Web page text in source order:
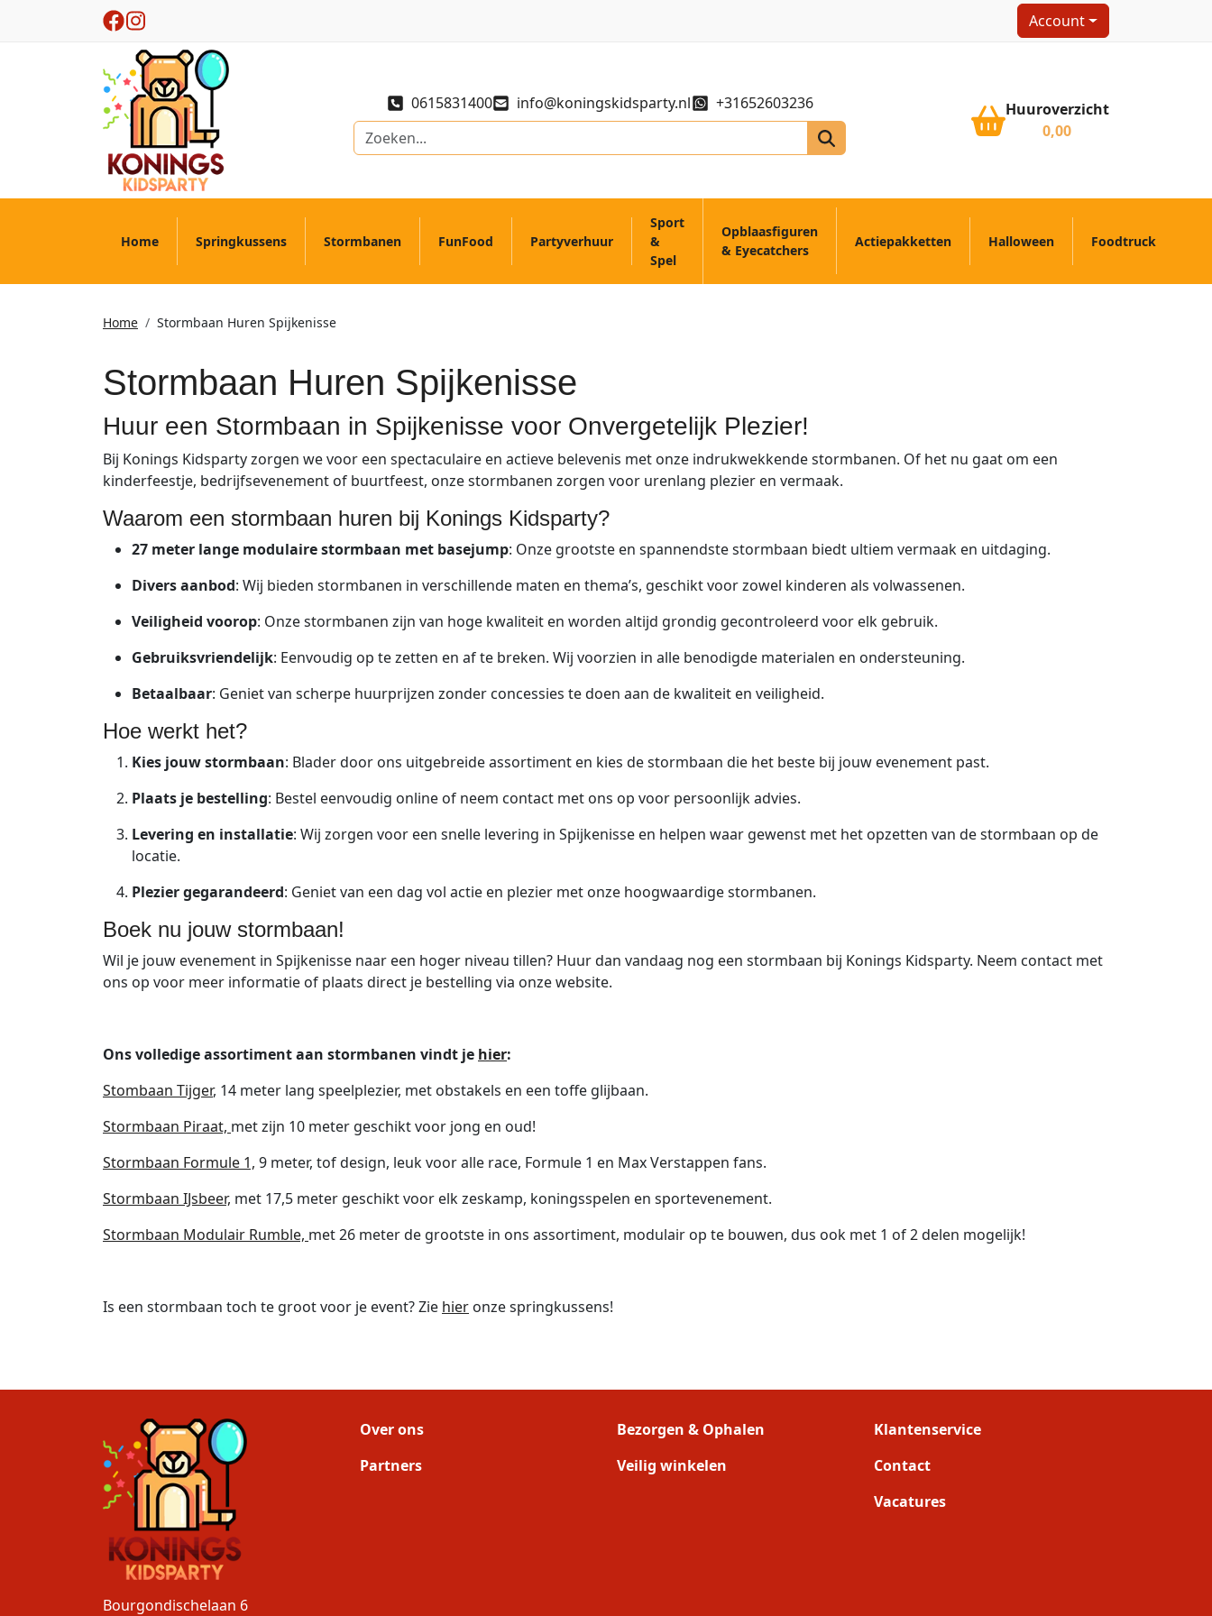
Account
0615831400 info@koningskidsparty.nl +31652603236
Huuroverzicht
0,00
Home Springkussens Stormbanen FunFood Partyverhuur
Sport
&
Spel
Opblaasfiguren
& Eyecatchers
Actiepakketten Halloween Foodtruck
Home Stormbaan Huren Spijkenisse
Stormbaan Huren Spijkenisse
Huur een Stormbaan in Spijkenisse voor Onvergetelijk Plezier!
Bij Konings Kidsparty zorgen we voor een spectaculaire en actieve belevenis met onze indrukwekkende stormbanen. Of het nu gaat om een
kinderfeestje, bedrijfsevenement of buurtfeest, onze stormbanen zorgen voor urenlang plezier en vermaak.
Waarom een stormbaan huren bij Konings Kidsparty?
27 meter lange modulaire stormbaan met basejump: Onze grootste en spannendste stormbaan biedt ultiem vermaak en uitdaging.
Divers aanbod: Wij bieden stormbanen in verschillende maten en thema’s, geschikt voor zowel kinderen als volwassenen.
Veiligheid voorop: Onze stormbanen zijn van hoge kwaliteit en worden altijd grondig gecontroleerd voor elk gebruik.
Gebruiksvriendelijk: Eenvoudig op te zetten en af te breken. Wij voorzien in alle benodigde materialen en ondersteuning.
Betaalbaar: Geniet van scherpe huurprijzen zonder concessies te doen aan de kwaliteit en veiligheid.
Hoe werkt het?
Kies jouw stormbaan: Blader door ons uitgebreide assortiment en kies de stormbaan die het beste bij jouw evenement past.
Plaats je bestelling: Bestel eenvoudig online of neem contact met ons op voor persoonlijk advies.
Levering en installatie: Wij zorgen voor een snelle levering in Spijkenisse en helpen waar gewenst met het opzetten van de stormbaan op de
locatie.
Plezier gegarandeerd: Geniet van een dag vol actie en plezier met onze hoogwaardige stormbanen.
Boek nu jouw stormbaan!
Wil je jouw evenement in Spijkenisse naar een hoger niveau tillen? Huur dan vandaag nog een stormbaan bij Konings Kidsparty. Neem contact met
ons op voor meer informatie of plaats direct je bestelling via onze website.
Ons volledige assortiment aan stormbanen vindt je hier:
Stombaan Tijger, 14 meter lang speelplezier, met obstakels en een toffe glijbaan.
Stormbaan Piraat, met zijn 10 meter geschikt voor jong en oud!
Stormbaan Formule 1, 9 meter, tof design, leuk voor alle race, Formule 1 en Max Verstappen fans.
Stormbaan IJsbeer, met 17,5 meter geschikt voor elk zeskamp, koningsspelen en sportevenement.
Stormbaan Modulair Rumble, met 26 meter de grootste in ons assortiment, modulair op te bouwen, dus ook met 1 of 2 delen mogelijk!
Is een stormbaan toch te groot voor je event? Zie hier onze springkussens!
Bourgondischelaan 6
Over ons
Partners
Bezorgen & Ophalen
Veilig winkelen
Klantenservice
Contact
Vacatures